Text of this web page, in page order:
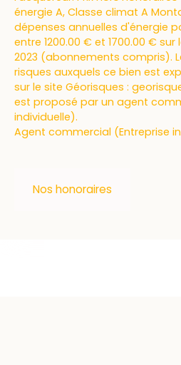
énergie A, Classe climat A
dépenses annuelles d'énergie
entre 1200.00 € et 1700.00 € sur
2023 (abonnements compris).
risques auxquels ce bien est
sur le site Géorisques :
est proposé par un agent
individuelle).
Agent commercial (Entreprise
Nos honoraires